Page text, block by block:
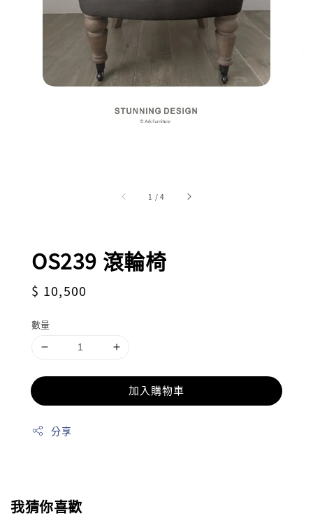
1 /4
OS239 滾輪椅
Regular
$ 10,500
數量
加入購物車
分享
我猜你喜歡